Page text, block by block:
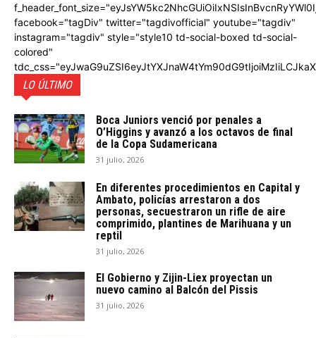
facebook="tagDiv" twitter="tagdivofficial" youtube="tagdiv"
instagram="tagdiv" style="style10 td-social-boxed td-social-
colored"
LO ÚLTIMO
Boca Juniors venció por penales a
O’Higgins y avanzó a los octavos de final
de la Copa Sudamericana
31 julio, 2026
En diferentes procedimientos en Capital y
Ambato, policías arrestaron a dos
personas, secuestraron un rifle de aire
comprimido, plantines de Marihuana y un
reptil
31 julio, 2026
El Gobierno y Zijin-Liex proyectan un
nuevo camino al Balcón del Pissis
31 julio, 2026